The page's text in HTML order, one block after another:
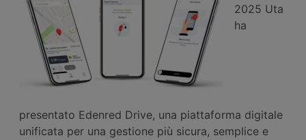
2025 Uta
ha
presentato Edenred Drive, una piattaforma digitale
unificata per una gestione più sicura, semplice e